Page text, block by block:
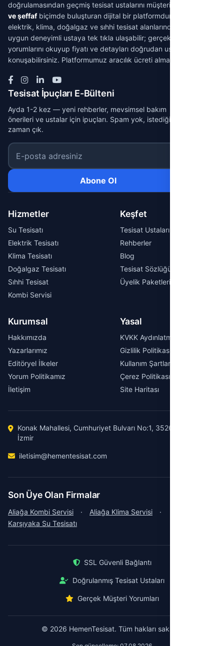
doğrulamasından geçmiş tesisat ustalarını müşterilerle
ve şeffafbiçimde buluşturan dijital bir platformdur. Su tesisatı,
elektrik, klima, doğalgaz ve sıhhi tesisat alanlarında ihtiyacınıza
uygun deneyimli ustaya tek tıkla ulaşabilir; gerçek müşteri
yorumlarını okuyup fiyatı ve detayları doğrudan ustayla
konuşabilirsiniz. Platformumuz aracılık ücreti almaz.
Tesisat İpuçları E-Bülteni
Ayda 1-2 kez — yeni rehberler, mevsimsel bakım
önerileri ve ustalar için ipuçları. Spam yok, istediğin
zaman çık.
E-posta adresiniz
Abone Ol
Hizmetler
Su Tesisatı
Elektrik Tesisatı
Klima Tesisatı
Doğalgaz Tesisatı
Sıhhi Tesisat
Kombi Servisi
Keşfet
Tesisat Ustaları
Rehberler
Blog
Tesisat Sözlüğü
Üyelik Paketleri
Kurumsal
Hakkımızda
Yazarlarımız
Editöryel İlkeler
Yorum Politikamız
İletişim
Yasal
KVKK Aydınlatma Metni
Gizlilik Politikası
Kullanım Şartları
Çerez Politikası
Site Haritası
Konak Mahallesi, Cumhuriyet Bulvarı No:1, 35260 Konak /
İzmir
iletisim@hementesisat.com
Son Üye Olan Firmalar
Aliağa Kombi Servisi · Aliağa Klima Servisi
·
Karşıyaka Su Tesisatı
SSL Güvenli Bağlantı
Doğrulanmış Tesisat Ustaları
Gerçek Müşteri Yorumları
© 2026 HemenTesisat. Tüm hakları saklıdır.